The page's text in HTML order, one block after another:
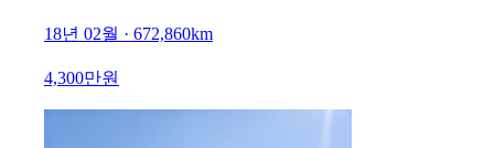
18년 02월 · 672,860km
4,300만원